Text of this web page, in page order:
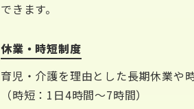
できます。
休業・時短制度
育児・介護を理由とした長期休業や
（時短：1日4時間～7時間）